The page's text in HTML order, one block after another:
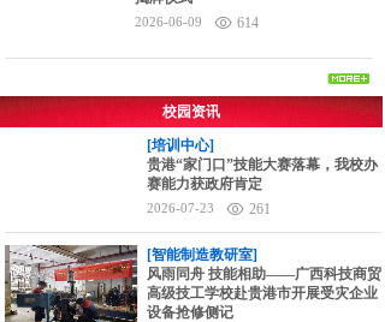
2026-06-09 614
校园资讯
[培训中心]
贵港“家门口”技能大赛落幕，我校办
赛能力获政府肯定
2026-07-23 261
[智能制造教研室]
风雨同舟 技能相助——广西科技商贸
高级技工学校赴贵港市开展受灾企业
设备抢修侧记